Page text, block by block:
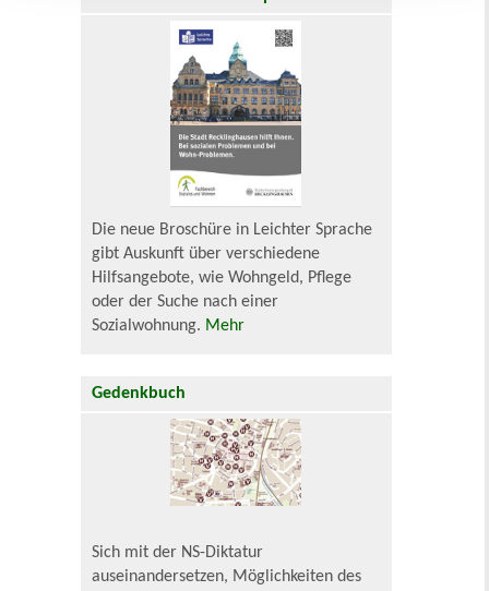
Die neue Broschüre in Leichter Sprache
gibt Auskunft über verschiedene
Hilfsangebote, wie Wohngeld, Pflege
oder der Suche nach einer
Sozialwohnung. Mehr
Gedenkbuch
Sich mit der NS-Diktatur
auseinandersetzen, Möglichkeiten des